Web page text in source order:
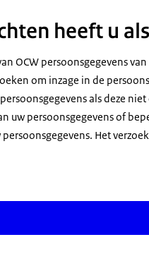
heeft u
OCW persoonsgegevens
om inzage in de
als deze
uw persoonsgegevens of
Het